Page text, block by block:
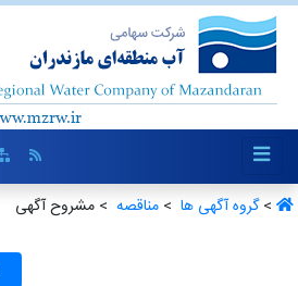
>گروه آگهی ها ‏>مناقصه ‏> مشروح آگهی